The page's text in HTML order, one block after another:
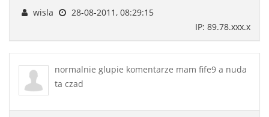
wisla
28-08-2011, 08:29:15
IP: 89.78.xxx.x
normalnie glupie komentarze mam fife9 a nuda
ta czad